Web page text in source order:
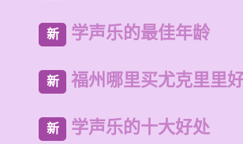
新 学声乐的最佳年龄
新 福州哪里买尤克里里
新 学声乐的十大好处